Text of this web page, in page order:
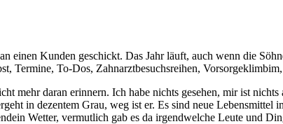
einen Kunden geschickt. Das Jahr läuft, auch wenn die
Termine, To-Dos, Zahnarztbesuchsreihen,
mehr daran erinnern. Ich habe nichts gesehen, mir ist
in dezentem Grau, weg ist er. Es sind neue
Wetter, vermutlich gab es da irgendwelche Leute und